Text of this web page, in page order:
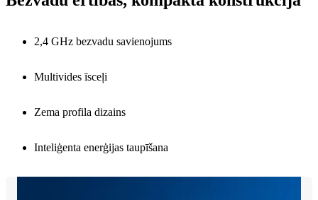
2,4 GHz bezvadu savienojums
Multivides īsceļi
Zema profila dizains
Inteliģenta enerģijas taupīšana